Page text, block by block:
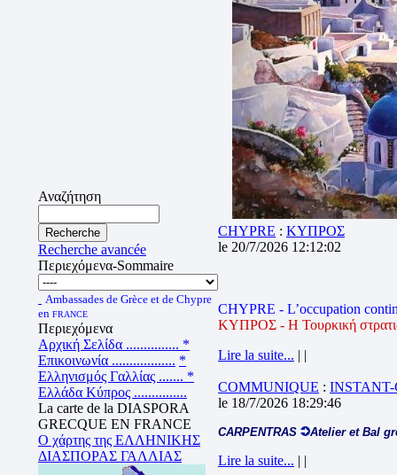
Αναζήτηση
Recherche avancée
Περιεχόμενα-Sommaire
Ambassades de Grèce et de Chypre
en FRANCE
Περιεχόμενα
Αρχική Σελίδα ............... *
Επικοινωνία .................. *
Ελληνισμός Γαλλίας ....... *
Ελλάδα Κύπρος ...............
La carte de la DIASPORA
GRECQUE EN FRANCE
Ο χάρτης της ΕΛΛΗΝΙΚΗΣ
ΔΙΑΣΠΟΡΑΣ ΓΑΛΛΙΑΣ
CHYPRE : ΚΥΠΡΟΣ
le 20/7/2026 12:12:02
CHYPRE - L’occupation
ΚΥΠΡΟΣ - Η Τουρκική
Lire la suite... | |
COMMUNIQUE : INSTANT-
le 18/7/2026 18:29:46
CARPENTRAS Atelier et Bal
Lire la suite... | |